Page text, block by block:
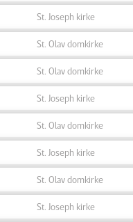
St. Joseph kirke
St. Olav domkirke
St. Olav domkirke
St. Joseph kirke
St. Olav domkirke
St. Joseph kirke
St. Olav domkirke
St. Joseph kirke